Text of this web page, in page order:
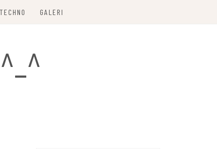
TECHNO GALERI